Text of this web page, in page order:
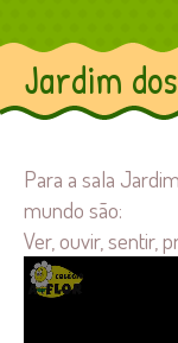
Jardim
Para a sala
mundo são:
Ver, ouvir, sentir,
Reprodutor
de